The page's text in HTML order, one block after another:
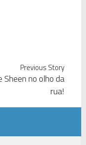
Previous Story
Sheen no olho da
rua!